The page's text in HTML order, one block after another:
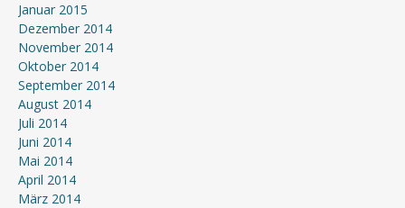
Januar 2015
Dezember 2014
November 2014
Oktober 2014
September 2014
August 2014
Juli 2014
Juni 2014
Mai 2014
April 2014
März 2014